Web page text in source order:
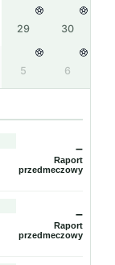
29 30
5 6
–
Raport
przedmeczowy
–
Raport
przedmeczowy